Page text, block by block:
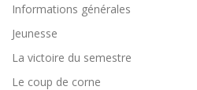
Informations générales
Jeunesse
La victoire du semestre
Le coup de corne